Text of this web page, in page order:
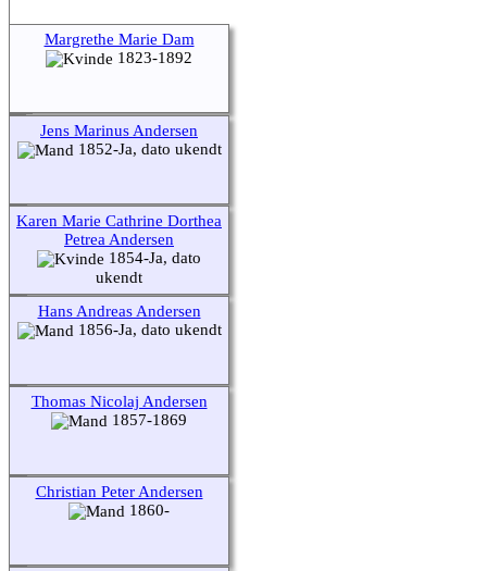
Margrethe Marie Dam
1823-1892
Jens Marinus Andersen
1852-Ja, dato ukendt
Karen Marie Cathrine Dorthea
Petrea Andersen
1854-Ja, dato
ukendt
Hans Andreas Andersen
1856-Ja, dato ukendt
Thomas Nicolaj Andersen
1857-1869
Christian Peter Andersen
1860-